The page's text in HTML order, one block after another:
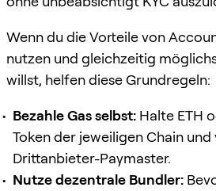
Wenn du die Vorteile von
nutzen und gleichzeitig
willst, helfen diese Grundregeln:
Bezahle Gas selbst: Halte ETH
Token der jeweiligen Chain
Drittanbieter-Paymaster.
Nutze dezentrale Bundler: